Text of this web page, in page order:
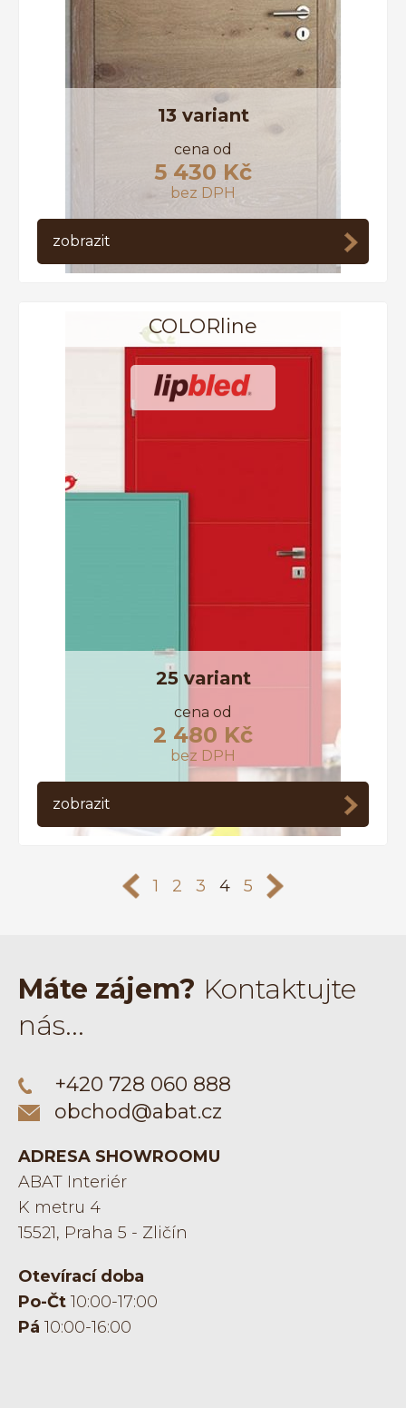
13 variant
cena od
5 430 Kč
bez DPH
zobrazit
COLORline
25 variant
cena od
2 480 Kč
bez DPH
zobrazit
<< 1 2 3 4 5 >>
Máte zájem? Kontaktujte
nás...
+420 728 060 888
obchod@abat.cz
ADRESA SHOWROOMU
ABAT Interiér
K metru 4
15521, Praha 5 - Zličín
Otevírací doba
Po-Čt 10:00-17:00
Pá 10:00-16:00